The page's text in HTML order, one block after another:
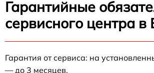
Гарантийные
сервисного центра в
Гарантия от сервиса: на
— до 3 месяцев.